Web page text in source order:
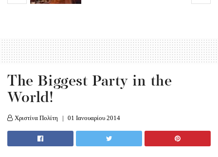
The Biggest Party in the
World!
Χριστίνα Πολίτη 01 Ιανουαρίου 2014